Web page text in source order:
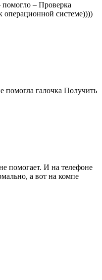
– Проверка
операционной системе))))
помогла галочка Получить
помогает. И на телефоне
а вот на компе